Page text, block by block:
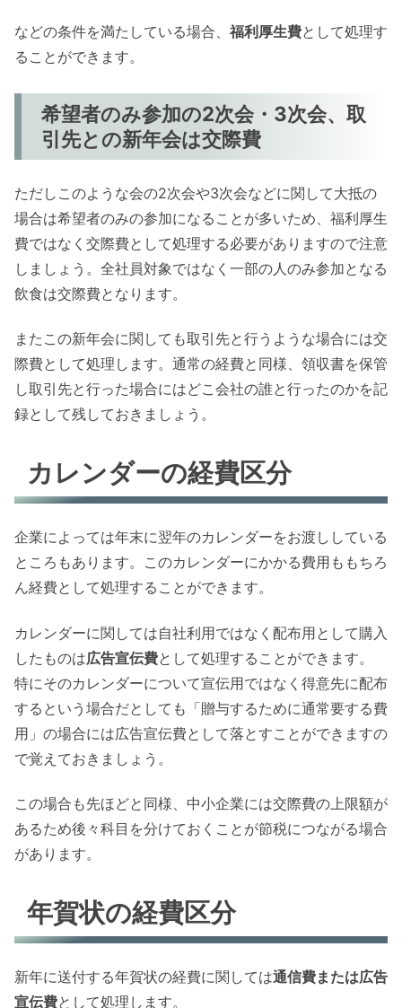
などの条件を満たしている場合、 福利厚生費として処理す
ることができます。
希望者のみ参加の2次会・3次会、取
引先との新年会は交際費
ただしこのような会の2次会や3次会などに関して大抵の
場合は希望者のみの参加になることが多いため、福利厚生
費ではなく交際費として処理する必要がありますので注意
しましょう。全社員対象ではなく一部の人のみ参加となる
飲食は交際費となります。
またこの新年会に関しても取引先と行うような場合には交
際費として処理します。通常の経費と同様、領収書を保管
し取引先と行った場合にはどこ会社の誰と行ったのかを記
録として残しておきましょう。
カレンダーの経費区分
企業によっては年末に翌年のカレンダーをお渡ししている
ところもあります。このカレンダーにかかる費用ももちろ
ん経費として処理することができます。
カレンダーに関しては自社利用ではなく配布用として購入
したものは広告宣伝費として処理することができます。
特にそのカレンダーについて宣伝用ではなく得意先に配布
するという場合だとしても「贈与するために通常要する費
用」の場合には広告宣伝費として落とすことができますの
で覚えておきましょう。
この場合も先ほどと同様、中小企業には交際費の上限額が
あるため後々科目を分けておくことが節税につながる場合
があります。
年賀状の経費区分
新年に送付する年賀状の経費に関しては通信費または広告
宣伝費として処理します。